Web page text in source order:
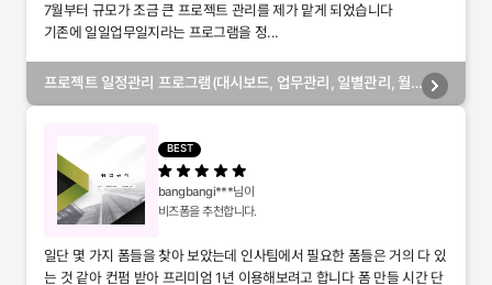
7월부터 규모가 조금 큰 프로젝트 관리를 제가 맡게 되었습니다
기존에 일일업무일지라는 프로그램을 정...
프로젝트 일정관리 프로그램(대시보드, 업무관리, 일별관리, 월
BEST
bangbangi***님이
비즈폼을 추천합니다.
일단 몇 가지 폼들을 찾아 보았는데 인사팀에서 필요한 폼들은 거의 다 있
는 것 같아 컨펌 받아 프리미엄 1년 이용해보려고 합니다 폼 만들 시간 단